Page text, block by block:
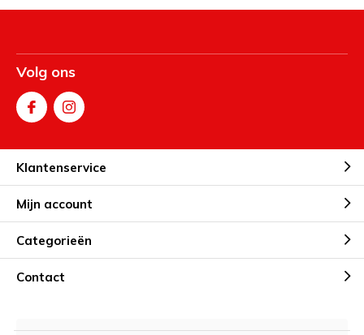
Volg ons
Klantenservice
Mijn account
Categorieën
Contact